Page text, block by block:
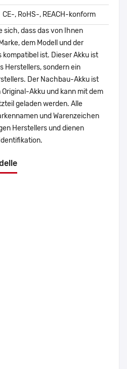
CE-, RoHS-, REACH-konform
sich, dass das von Ihnen
dem Modell und der
ist. Dieser Akku ist
Herstellers, sondern ein
Der Nachbau-Akku ist
Akku und kann mit dem
geladen werden. Alle
und Warenzeichen
Herstellers und dienen